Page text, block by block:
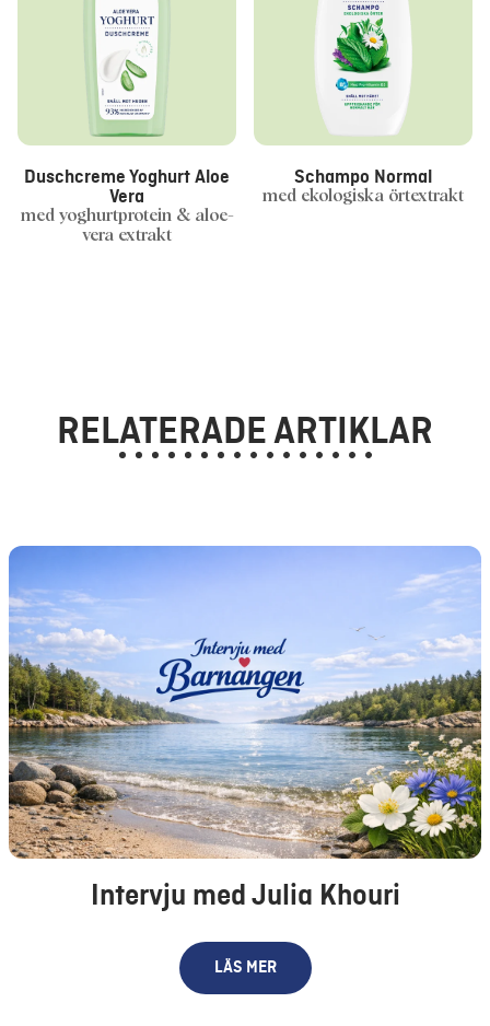
Duschcreme Yoghurt Aloe
Vera
med yoghurtprotein & aloe-
vera extrakt
Schampo Normal
med ekologiska örtextrakt
RELATERADE ARTIKLAR
Intervju med Julia Khouri
LÄS MER